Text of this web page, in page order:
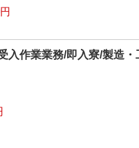
入作業業務/即入寮/製造・